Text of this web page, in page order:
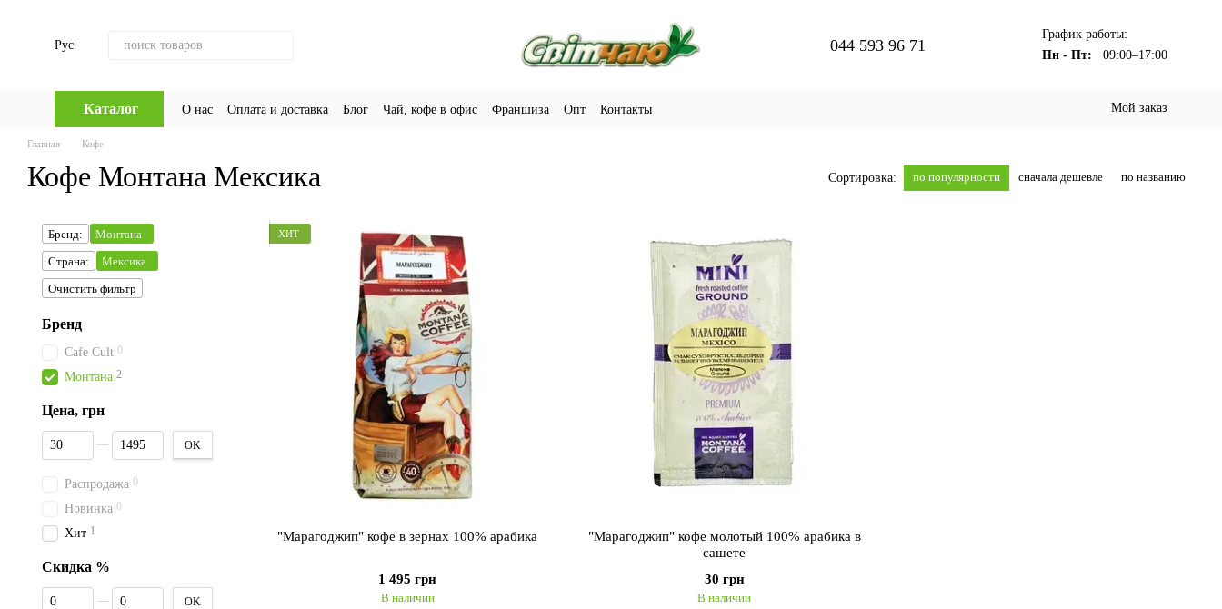
Рус 044 593 96 71
График работы:
Пн - Пт:
09:00–17:00
Каталог О нас Оплата и доставка Блог Чай, кофе в офис Франшиза Опт Контакты Мой заказ
Главная Кофе
Кофе Монтана Мексика Сортировка: по популярности сначала дешевле по названию
ХИТ
"Марагоджип" кофе в зернах 100% арабика
1 495 грн
В наличии
"Марагоджип" кофе молотый 100% арабика в
сашете
30 грн
В наличии
Бренд:
Монтана
Страна:
Мексика
Очистить фильтр
Бренд
Cafe Cult 0
Монтана 2
Цена, грн
От Цена, грн
До Цена, грн
OK
Распродажа 0
Новинка 0
Хит 1
Скидка %
От Скидка %
До Скидка %
OK